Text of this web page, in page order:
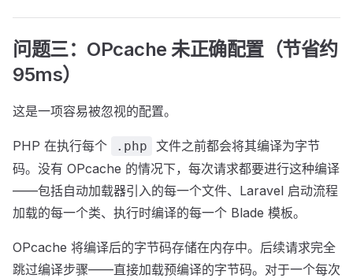
问题三：OPcache 未正确配置（节省约
95ms）
这是一项容易被忽视的配置。
PHP 在执行每个 .php
文件之前都会将其编译为字节
码。没有 OPcache 的情况下，每次请求都要进行这种编译
——包括自动加载器引入的每一个文件、Laravel 启动流程
加载的每一个类、执行时编译的每一个 Blade 模板。
OPcache 将编译后的字节码存储在内存中。后续请求完全
跳过编译步骤——直接加载预编译的字节码。对于一个每次